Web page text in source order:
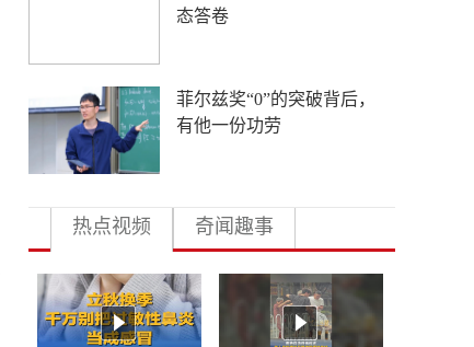
态答卷
菲尔兹奖“0”的突破背后，
有他一份功劳
热点视频 奇闻趣事